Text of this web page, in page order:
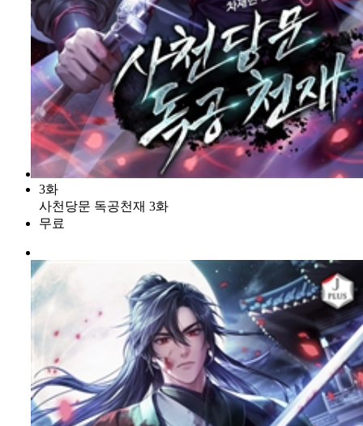
3화
사천당문 독공천재 3화
무료